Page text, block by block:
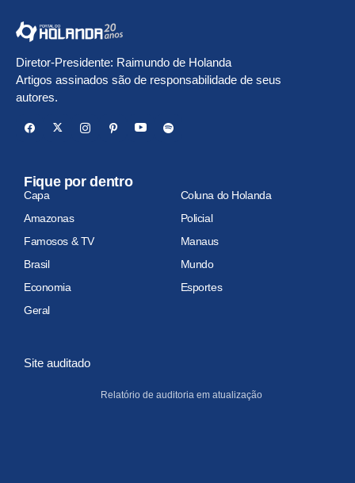
Diretor-Presidente: Raimundo de Holanda
Artigos assinados são de responsabilidade de seus
autores.
Fique por dentro
Capa
Coluna do Holanda
Amazonas
Policial
Famosos & TV
Manaus
Brasil
Mundo
Economia
Esportes
Geral
Site auditado
Relatório de auditoria em atualização